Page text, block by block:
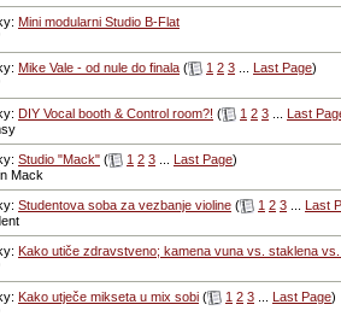
Mini modularni Studio B-Flat
Mike Vale - od nule do finala ( 1 2 3 Last Page)
DIY Vocal booth & Control room?! ( 1 2 3
Last
Studio "Mack" ( 1 2 3 Last Page)
Mack
Studentova soba za vezbanje violine ( 1 2 3
Last
Kako utiče zdravstveno; kamena vuna vs. staklena
Kako utječe mikseta u mix sobi ( 1 2 3 Last Page)